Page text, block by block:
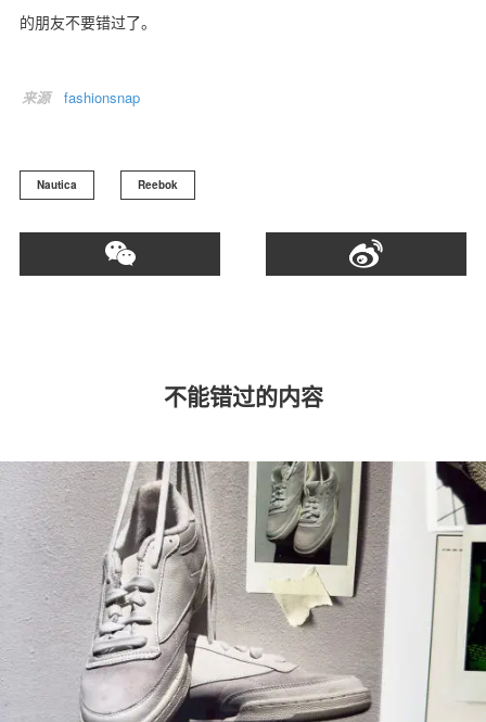
的朋友不要错过了。
来源 fashionsnap
Nautica Reebok
不能错过的内容